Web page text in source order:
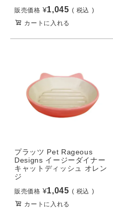
販売価格 ¥1,045
税込
カートに入れる
プラッツ Pet Rageous
Designs イージーダイナー
キャットディッシュ オレン
ジ
販売価格 ¥1,045
税込
カートに入れる